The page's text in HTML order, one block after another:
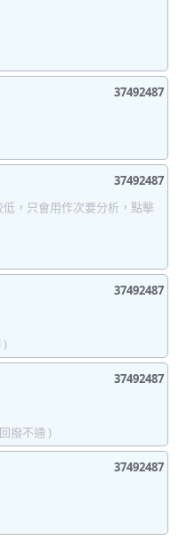
37492586
37492598
37492487
37492487
，只會用作次要分析，點擊
37492487
)
37492487
撥不通 )
37492487